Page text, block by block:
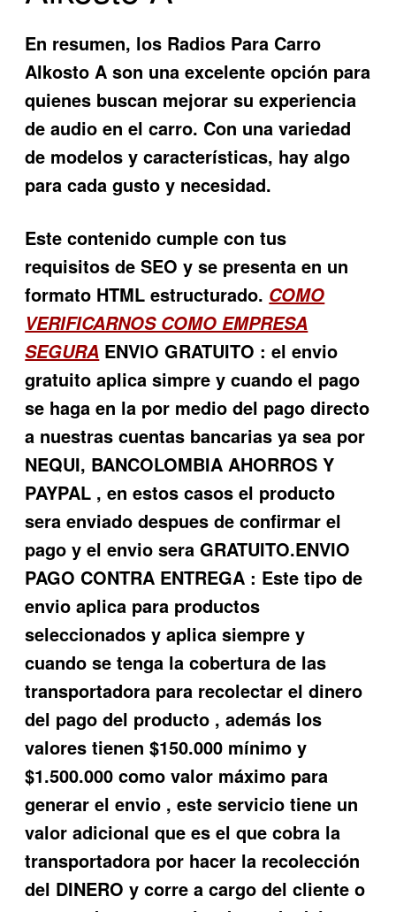
En resumen, los Radios Para Carro
Alkosto A son una excelente opción para
quienes buscan mejorar su experiencia
de audio en el carro. Con una variedad
de modelos y características, hay algo
para cada gusto y necesidad.
Este contenido cumple con tus
requisitos de SEO y se presenta en un
formato HTML estructurado. COMO
VERIFICARNOS COMO EMPRESA
SEGURA ENVIO GRATUITO : el envio
gratuito aplica simpre y cuando el pago
se haga en la por medio del pago directo
a nuestras cuentas bancarias ya sea por
NEQUI, BANCOLOMBIA AHORROS Y
PAYPAL , en estos casos el producto
sera enviado despues de confirmar el
pago y el envio sera GRATUITO.ENVIO
PAGO CONTRA ENTREGA : Este tipo de
envio aplica para productos
seleccionados y aplica siempre y
cuando se tenga la cobertura de las
transportadora para recolectar el dinero
del pago del producto , además los
valores tienen $150.000 mínimo y
$1.500.000 como valor máximo para
generar el envio , este servicio tiene un
valor adicional que es el que cobra la
transportadora por hacer la recolección
del DINERO y corre a cargo del cliente o